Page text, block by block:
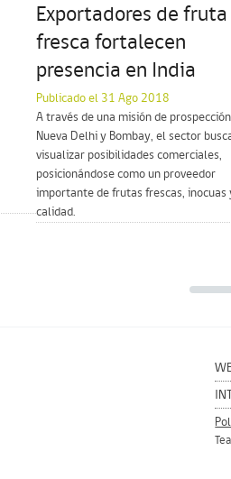
Exportadores de fruta
fresca fortalecen
presencia en India
Publicado el 31 Ago 2018
A través de una misión de
Nueva Delhi y Bombay, el sector
visualizar posibilidades comerciales,
posicionándose como un proveedor
importante de frutas frescas, inocuas
calidad.